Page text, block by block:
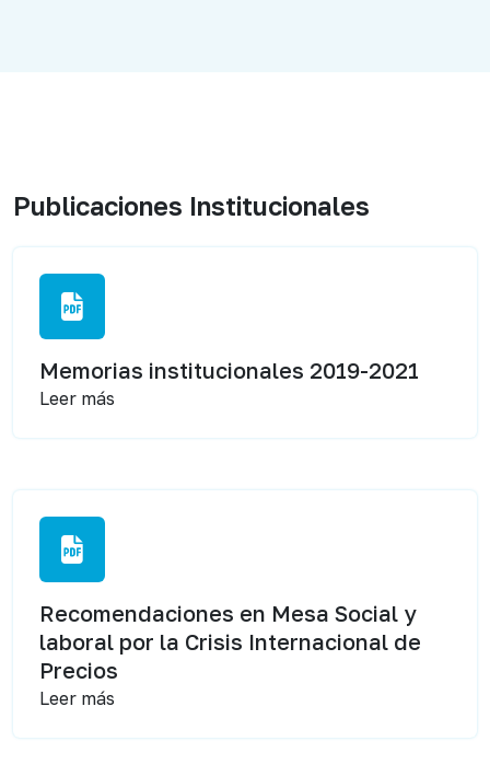
Publicaciones Institucionales
Memorias institucionales 2019-2021
Leer más
Recomendaciones en Mesa Social y
laboral por la Crisis Internacional de
Precios
Leer más